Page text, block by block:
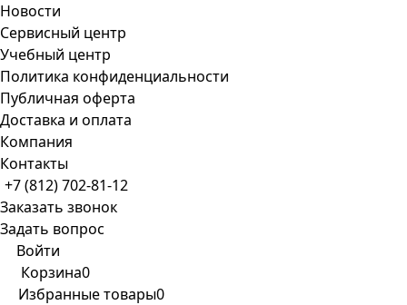
Новости
Сервисный центр
Учебный центр
Политика конфиденциальности
Публичная оферта
Доставка и оплата
Компания
Контакты
+7 (812) 702-81-12
Заказать звонок
Задать вопрос
Войти
Корзина0
Избранные товары0